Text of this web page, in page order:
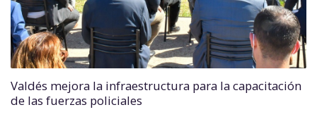
Valdés mejora la infraestructura para la capacitación
de las fuerzas policiales